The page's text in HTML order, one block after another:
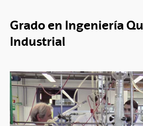
Grado en Ingeniería
Industrial